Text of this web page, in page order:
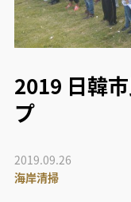
2019 日韓
プ
2019.09.26
海岸清掃